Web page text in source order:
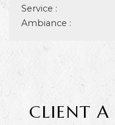
Service :
Ambiance :
CLIENT A